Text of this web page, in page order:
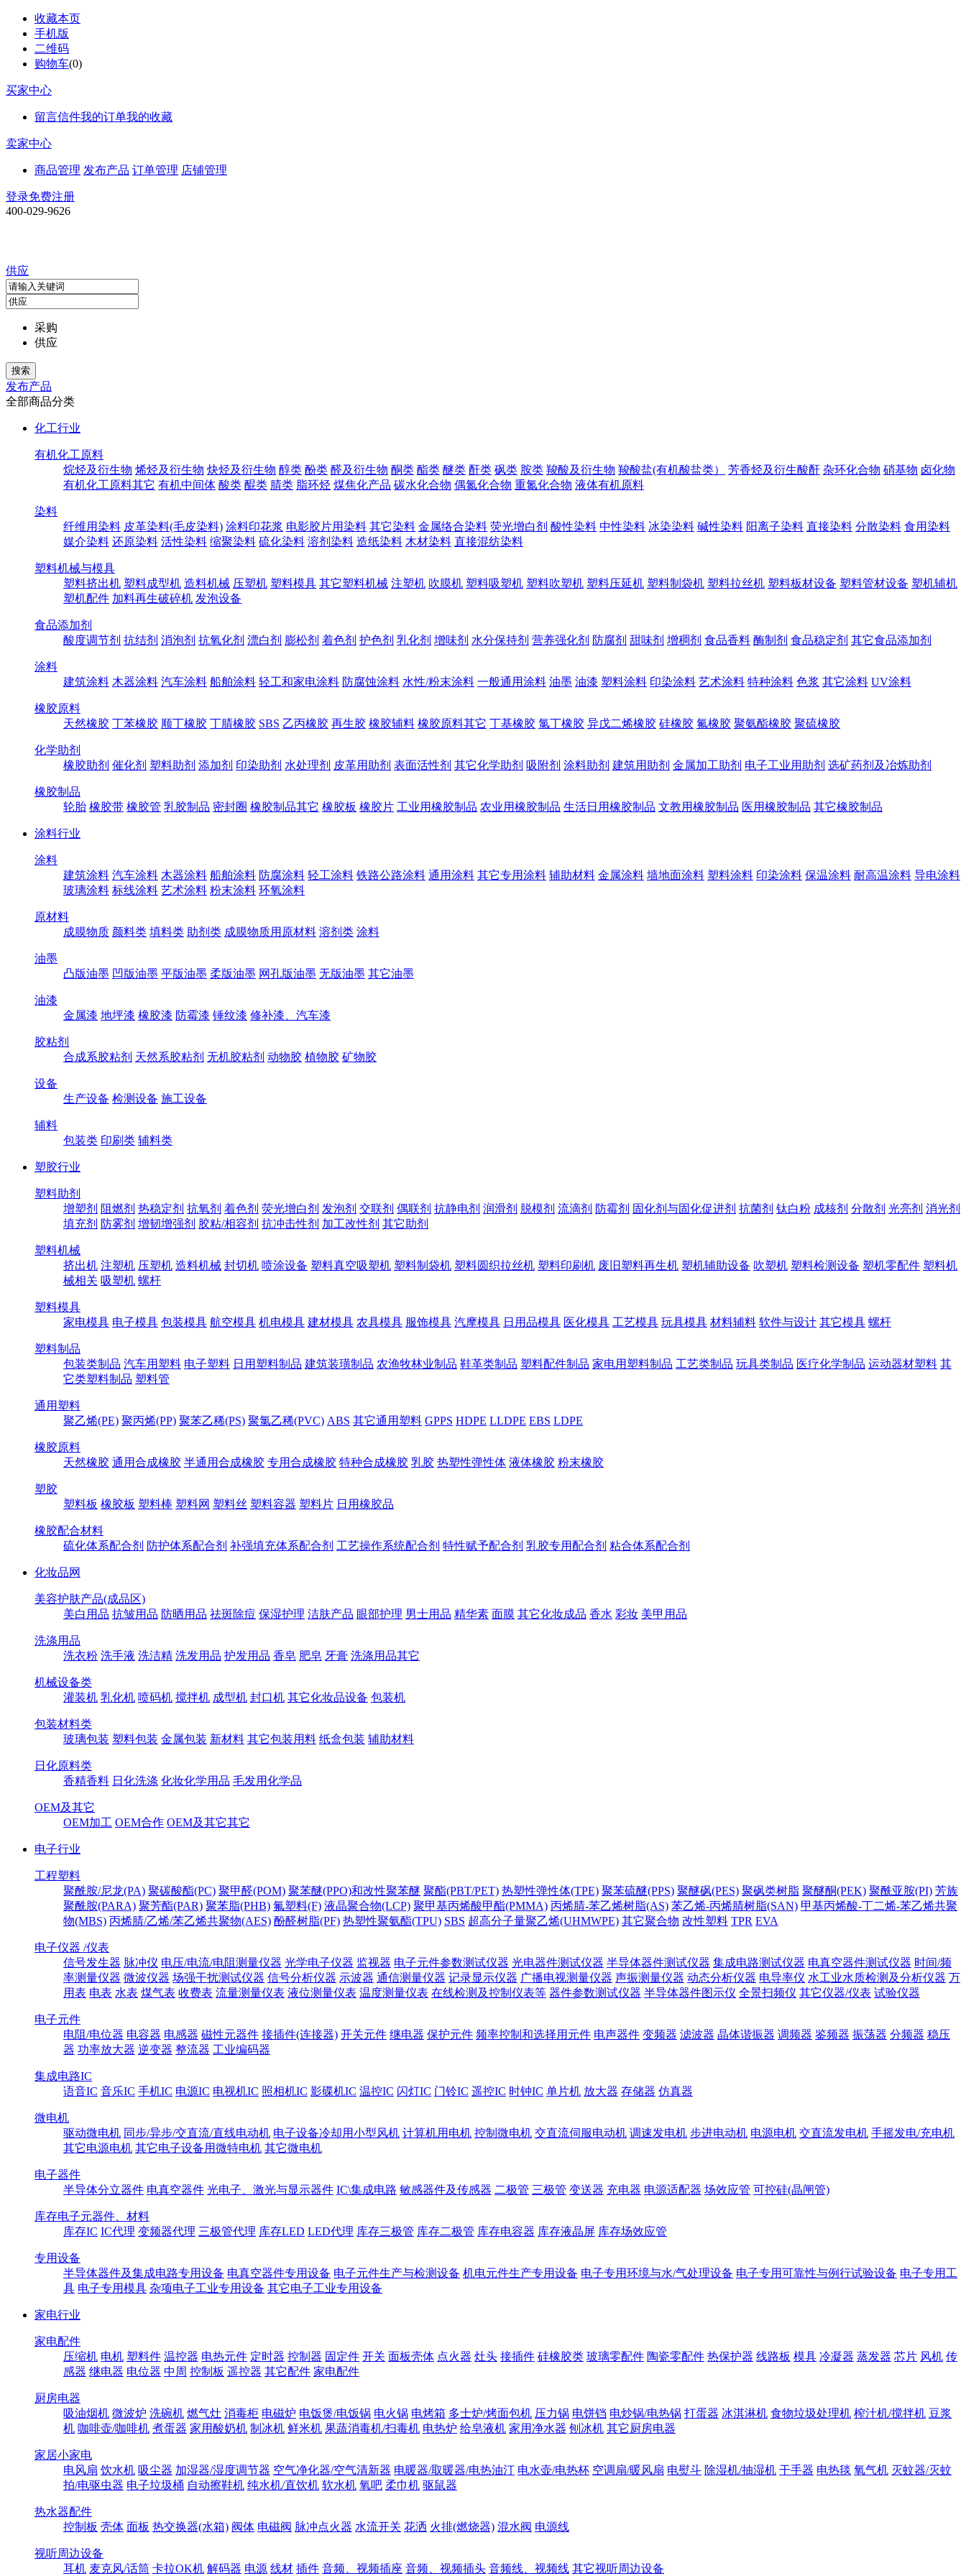
收藏本页
手机版
二维码
购物车(0)
买家中心
留言信件我的订单我的收藏
卖家中心
商品管理 发布产品 订单管理 店铺管理
登录免费注册
400-029-9626
供应
采购
供应
发布产品
全部商品分类
化工行业
有机化工原料
烷烃及衍生物 烯烃及衍生物 炔烃及衍生物 醇类 酚类 醛及衍生物 酮类 酯类 醚类 酐类 砜类 胺类 羧酸及衍生物 羧酸盐(有机酸盐类） 芳香烃及衍生酸酐 杂环化合物 硝基物 卤化物
有机化工原料其它 有机中间体 酸类 醌类 腈类 脂环烃 煤焦化产品 碳水化合物 偶氮化合物 重氮化合物 液体有机原料
染料
纤维用染料 皮革染料(毛皮染料) 涂料印花浆 电影胶片用染料 其它染料 金属络合染料 荧光增白剂 酸性染料 中性染料 冰染染料 碱性染料 阳离子染料 直接染料 分散染料 食用染料
媒介染料 还原染料 活性染料 缩聚染料 硫化染料 溶剂染料 造纸染料 木材染料 直接混纺染料
塑料机械与模具
塑料挤出机 塑料成型机 造料机械 压塑机 塑料模具 其它塑料机械 注塑机 吹膜机 塑料吸塑机 塑料吹塑机 塑料压延机 塑料制袋机 塑料拉丝机 塑料板材设备 塑料管材设备 塑机辅机
塑机配件 加料再生破碎机 发泡设备
食品添加剂
酸度调节剂 抗结剂 消泡剂 抗氧化剂 漂白剂 膨松剂 着色剂 护色剂 乳化剂 增味剂 水分保持剂 营养强化剂 防腐剂 甜味剂 增稠剂 食品香料 酶制剂 食品稳定剂 其它食品添加剂
涂料
建筑涂料 木器涂料 汽车涂料 船舶涂料 轻工和家电涂料 防腐蚀涂料 水性/粉末涂料 一般通用涂料 油墨 油漆 塑料涂料 印染涂料 艺术涂料 特种涂料 色浆 其它涂料 UV涂料
橡胶原料
天然橡胶 丁苯橡胶 顺丁橡胶 丁腈橡胶 SBS 乙丙橡胶 再生胶 橡胶辅料 橡胶原料其它 丁基橡胶 氯丁橡胶 异戊二烯橡胶 硅橡胶 氟橡胶 聚氨酯橡胶 聚硫橡胶
化学助剂
橡胶助剂 催化剂 塑料助剂 添加剂 印染助剂 水处理剂 皮革用助剂 表面活性剂 其它化学助剂 吸附剂 涂料助剂 建筑用助剂 金属加工助剂 电子工业用助剂 选矿药剂及冶炼助剂
橡胶制品
轮胎 橡胶带 橡胶管 乳胶制品 密封圈 橡胶制品其它 橡胶板 橡胶片 工业用橡胶制品 农业用橡胶制品 生活日用橡胶制品 文教用橡胶制品 医用橡胶制品 其它橡胶制品
涂料行业
涂料
建筑涂料 汽车涂料 木器涂料 船舶涂料 防腐涂料 轻工涂料 铁路公路涂料 通用涂料 其它专用涂料 辅助材料 金属涂料 墙地面涂料 塑料涂料 印染涂料 保温涂料 耐高温涂料 导电涂料
玻璃涂料 标线涂料 艺术涂料 粉末涂料 环氧涂料
原材料
成膜物质 颜料类 填料类 助剂类 成膜物质用原材料 溶剂类 涂料
油墨
凸版油墨 凹版油墨 平版油墨 柔版油墨 网孔版油墨 无版油墨 其它油墨
油漆
金属漆 地坪漆 橡胶漆 防霉漆 锤纹漆 修补漆、汽车漆
胶粘剂
合成系胶粘剂 天然系胶粘剂 无机胶粘剂 动物胶 植物胶 矿物胶
设备
生产设备 检测设备 施工设备
辅料
包装类 印刷类 辅料类
塑胶行业
塑料助剂
增塑剂 阻燃剂 热稳定剂 抗氧剂 着色剂 荧光增白剂 发泡剂 交联剂 偶联剂 抗静电剂 润滑剂 脱模剂 流滴剂 防霉剂 固化剂与固化促进剂 抗菌剂 钛白粉 成核剂 分散剂 光亮剂 消光剂
填充剂 防雾剂 增韧增强剂 胶粘/相容剂 抗冲击性剂 加工改性剂 其它助剂
塑料机械
挤出机 注塑机 压塑机 造料机械 封切机 喷涂设备 塑料真空吸塑机 塑料制袋机 塑料圆织拉丝机 塑料印刷机 废旧塑料再生机 塑机辅助设备 吹塑机 塑料检测设备 塑机零配件 塑料机
械相关 吸塑机 螺杆
塑料模具
家电模具 电子模具 包装模具 航空模具 机电模具 建材模具 农具模具 服饰模具 汽摩模具 日用品模具 医化模具 工艺模具 玩具模具 材料辅料 软件与设计 其它模具 螺杆
塑料制品
包装类制品 汽车用塑料 电子塑料 日用塑料制品 建筑装璜制品 农渔牧林业制品 鞋革类制品 塑料配件制品 家电用塑料制品 工艺类制品 玩具类制品 医疗化学制品 运动器材塑料 其
它类塑料制品 塑料管
通用塑料
聚乙烯(PE) 聚丙烯(PP) 聚苯乙稀(PS) 聚氯乙稀(PVC) ABS 其它通用塑料 GPPS HDPE LLDPE EBS LDPE
橡胶原料
天然橡胶 通用合成橡胶 半通用合成橡胶 专用合成橡胶 特种合成橡胶 乳胶 热塑性弹性体 液体橡胶 粉末橡胶
塑胶
塑料板 橡胶板 塑料棒 塑料网 塑料丝 塑料容器 塑料片 日用橡胶品
橡胶配合材料
硫化体系配合剂 防护体系配合剂 补强填充体系配合剂 工艺操作系统配合剂 特性赋予配合剂 乳胶专用配合剂 粘合体系配合剂
化妆品网
美容护肤产品(成品区)
美白用品 抗皱用品 防晒用品 祛斑除痘 保湿护理 洁肤产品 眼部护理 男士用品 精华素 面膜 其它化妆成品 香水 彩妆 美甲用品
洗涤用品
洗衣粉 洗手液 洗洁精 洗发用品 护发用品 香皂 肥皂 牙膏 洗涤用品其它
机械设备类
灌装机 乳化机 喷码机 搅拌机 成型机 封口机 其它化妆品设备 包装机
包装材料类
玻璃包装 塑料包装 金属包装 新材料 其它包装用料 纸盒包装 辅助材料
日化原料类
香精香料 日化洗涤 化妆化学用品 毛发用化学品
OEM及其它
OEM加工 OEM合作 OEM及其它其它
电子行业
工程塑料
聚酰胺/尼龙(PA) 聚碳酸酯(PC) 聚甲醛(POM) 聚苯醚(PPO)和改性聚苯醚 聚酯(PBT/PET) 热塑性弹性体(TPE) 聚苯硫醚(PPS) 聚醚砜(PES) 聚砜类树脂 聚醚酮(PEK) 聚酰亚胺(PI) 芳族
聚酰胺(PARA) 聚芳酯(PAR) 聚苯脂(PHB) 氟塑料(F) 液晶聚合物(LCP) 聚甲基丙烯酸甲酯(PMMA) 丙烯腈-苯乙烯树脂(AS) 苯乙烯-丙烯腈树脂(SAN) 甲基丙烯酸-丁二烯-苯乙烯共聚
物(MBS) 丙烯腈/乙烯/苯乙烯共聚物(AES) 酚醛树脂(PF) 热塑性聚氨酯(TPU) SBS 超高分子量聚乙烯(UHMWPE) 其它聚合物 改性塑料 TPR EVA
电子仪器 /仪表
信号发生器 脉冲仪 电压/电流/电阻测量仪器 光学电子仪器 监视器 电子元件参数测试仪器 光电器件测试仪器 半导体器件测试仪器 集成电路测试仪器 电真空器件测试仪器 时间/频
率测量仪器 微波仪器 场强干扰测试仪器 信号分析仪器 示波器 通信测量仪器 记录显示仪器 广播电视测量仪器 声振测量仪器 动态分析仪器 电导率仪 水工业水质检测及分析仪器 万
用表 电表 水表 煤气表 收费表 流量测量仪表 液位测量仪表 温度测量仪表 在线检测及控制仪表等 器件参数测试仪器 半导体器件图示仪 全景扫频仪 其它仪器/仪表 试验仪器
电子元件
电阻/电位器 电容器 电感器 磁性元器件 接插件(连接器) 开关元件 继电器 保护元件 频率控制和选择用元件 电声器件 变频器 滤波器 晶体谐振器 调频器 鉴频器 振荡器 分频器 稳压
器 功率放大器 逆变器 整流器 工业编码器
集成电路IC
语音IC 音乐IC 手机IC 电源IC 电视机IC 照相机IC 影碟机IC 温控IC 闪灯IC 门铃IC 遥控IC 时钟IC 单片机 放大器 存储器 仿真器
微电机
驱动微电机 同步/异步/交直流/直线电动机 电子设备冷却用小型风机 计算机用电机 控制微电机 交直流伺服电动机 调速发电机 步进电动机 电源电机 交直流发电机 手摇发电/充电机
其它电源电机 其它电子设备用微特电机 其它微电机
电子器件
半导体分立器件 电真空器件 光电子、激光与显示器件 IC\集成电路 敏感器件及传感器 二极管 三极管 变送器 充电器 电源适配器 场效应管 可控硅(晶闸管)
库存电子元器件、材料
库存IC IC代理 变频器代理 三极管代理 库存LED LED代理 库存三极管 库存二极管 库存电容器 库存液晶屏 库存场效应管
专用设备
半导体器件及集成电路专用设备 电真空器件专用设备 电子元件生产与检测设备 机电元件生产专用设备 电子专用环境与水/气处理设备 电子专用可靠性与例行试验设备 电子专用工
具 电子专用模具 杂项电子工业专用设备 其它电子工业专用设备
家电行业
家电配件
压缩机 电机 塑料件 温控器 电热元件 定时器 控制器 固定件 开关 面板壳体 点火器 灶头 接插件 硅橡胶类 玻璃零配件 陶瓷零配件 热保护器 线路板 模具 冷凝器 蒸发器 芯片 风机 传
感器 继电器 电位器 中周 控制板 遥控器 其它配件 家电配件
厨房电器
吸油烟机 微波炉 洗碗机 燃气灶 消毒柜 电磁炉 电饭煲/电饭锅 电火锅 电烤箱 多士炉/烤面包机 压力锅 电饼铛 电炒锅/电热锅 打蛋器 冰淇淋机 食物垃圾处理机 榨汁机/搅拌机 豆浆
机 咖啡壶/咖啡机 煮蛋器 家用酸奶机 制冰机 鲜米机 果蔬消毒机/扫毒机 电热炉 给皂液机 家用净水器 刨冰机 其它厨房电器
家居小家电
电风扇 饮水机 吸尘器 加湿器/湿度调节器 空气净化器/空气清新器 电暖器/取暖器/电热油汀 电水壶/电热杯 空调扇/暖风扇 电熨斗 除湿机/抽湿机 干手器 电热毯 氧气机 灭蚊器/灭蚊
拍/电驱虫器 电子垃圾桶 自动擦鞋机 纯水机/直饮机 软水机 氧吧 柔巾机 驱鼠器
热水器配件
控制板 壳体 面板 热交换器(水箱) 阀体 电磁阀 脉冲点火器 水流开关 花洒 火排(燃烧器) 混水阀 电源线
视听周边设备
耳机 麦克风/话筒 卡拉OK机 解码器 电源 线材 插件 音频、视频插座 音频、视频插头 音频线、视频线 其它视听周边设备